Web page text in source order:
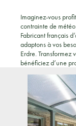
Imaginez-vous
contrainte de
Fabricant français
adaptons à vos
Erdre. Transformez
bénéficiez d’une